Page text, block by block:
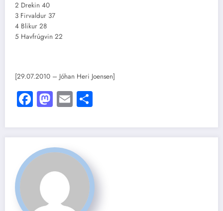
2 Drekin 40
3 Firvaldur 37
4 Blikur 28
5 Havfrúgvin 22
[29.07.2010 – Jóhan Heri Joensen]
Facebook
Mastodon
Email